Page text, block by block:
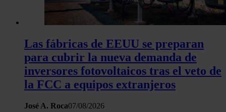
Las fábricas de EEUU se preparan
para cubrir la nueva demanda de
inversores fotovoltaicos tras el veto de
la FCC a equipos extranjeros
José A. Roca07/08/2026